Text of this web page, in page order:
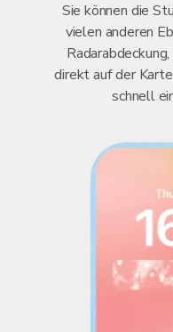
Sie können die
vielen anderen
direkt auf der
schnell